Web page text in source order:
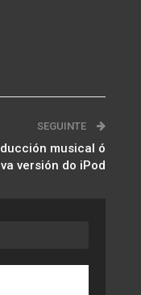
SEGUINTE
musical ó
versión do iPod